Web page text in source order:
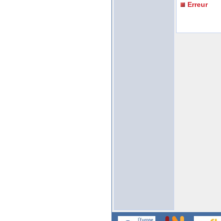
Erreur